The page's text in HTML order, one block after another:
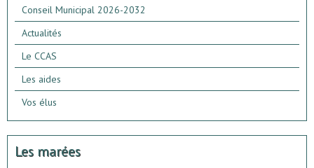
Conseil Municipal 2026-2032
Actualités
Le CCAS
Les aides
Vos élus
Les marées